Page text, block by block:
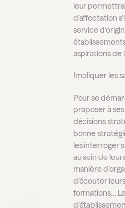
leur
d’affectation
service
aspirations de
Impliquer les
Pour se
proposer à
décisions
bonne
les interroger
au sein de
manière
d’écouter
formations…